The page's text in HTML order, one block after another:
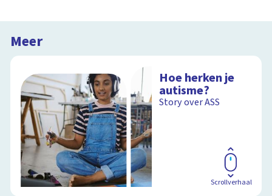
Meer
Hoe herken je
autisme?
Story over ASS
Scrollverhaal